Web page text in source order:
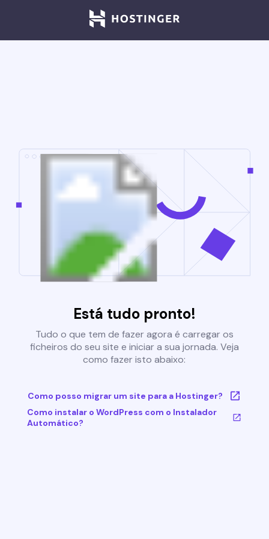
Está tudo pronto!
Tudo o que tem de fazer agora é carregar os
ficheiros do seu site e iniciar a sua jornada. Veja
como fazer isto abaixo:
Como posso migrar um site para a Hostinger?
Como instalar o WordPress com o Instalador
Automático?